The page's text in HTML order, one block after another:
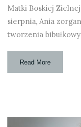
Matki Boskiej
sierpnia, Ania
tworzenia
Read More